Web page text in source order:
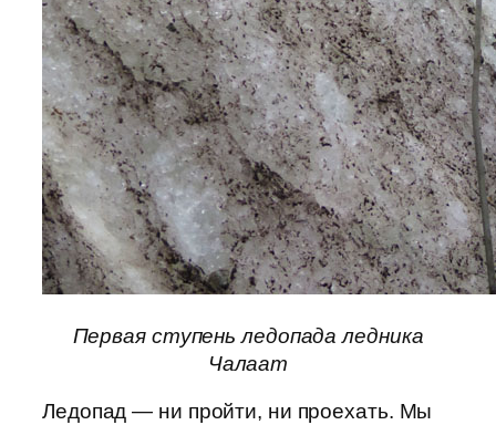
Первая ступень ледопада ледника
Чалаат
Ледопад — ни пройти, ни проехать. Мы